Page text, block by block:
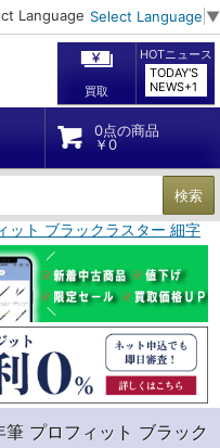
Language Select Language ▼
買取
HOTニュース
TODAY'S
NEWS+1
0点の商品
￥0
検索
ット ブラックラスター 細字
プロフィット ブラック